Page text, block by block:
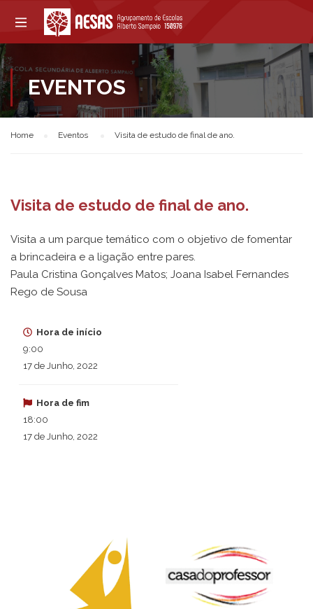
EVENTOS
Home Eventos Visita de estudo de final de ano.
Visita de estudo de final de ano.
Visita a um parque temático com o objetivo de fomentar
a brincadeira e a ligação entre pares.
Paula Cristina Gonçalves Matos; Joana Isabel Fernandes
Rego de Sousa
Hora de início
9:00
17 de Junho, 2022
Hora de fim
18:00
17 de Junho, 2022